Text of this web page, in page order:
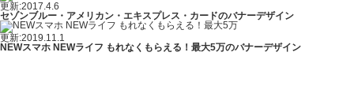
更新:2017.4.6
セゾンブルー・アメリカン・エキスプレス・カードのバナーデザイン
更新:2019.11.1
NEWスマホ NEWライフ もれなくもらえる！最大5万のバナーデザイン